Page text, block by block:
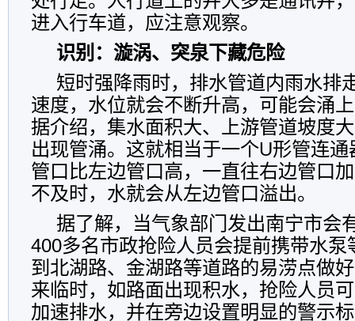
进入行车道，应注意观察。
识别：漩涡、突泉下藏危险
短时强降雨时，排水管道内雨水排
速度，水位就会不断升高，可能会涌
据介绍，集水面积大、上游管道坡度
出现管涌。这就相当于一个U形管连
管口比左边管口高，一直往右边管口
不及时，水就会从左边管口溢出。
据了解，当气象部门发出南宁市会
400多名市政抢险人员会提前携带水泵
到北湖路、金湖路等道路的易涝点做
来临时，如路面出现积水，抢险人员
加速排水，并在旁边设置明显的警示